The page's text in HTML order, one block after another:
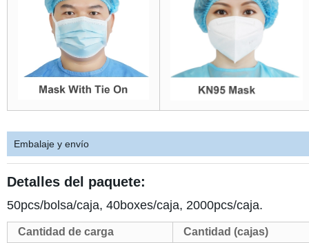
Embalaje y envío
Detalles del paquete:
50pcs/bolsa/caja, 40boxes/caja, 2000pcs/caja.
Cantidad de carga
Cantidad (cajas)